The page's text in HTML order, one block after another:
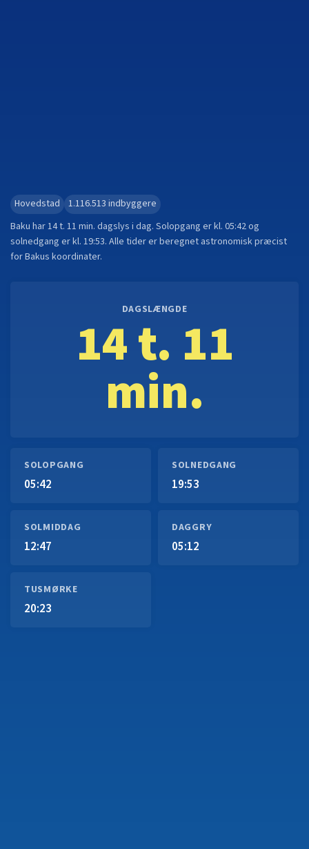
Hovedstad 1.116.513 indbyggere
Baku har14 t. 11 min. dagslys i dag. Solopgang er kl. 05:42og
solnedgang er kl. 19:53. Alle tider er beregnet astronomisk præcist
forBakus koordinater.
DAGSLÆNGDE
14 t. 11
min.
SOLOPGANG
05:42
SOLNEDGANG
19:53
SOLMIDDAG
12:47
DAGGRY
05:12
TUSMØRKE
20:23